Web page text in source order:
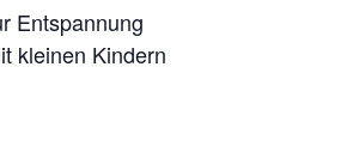
Entspannung
kleinen Kindern